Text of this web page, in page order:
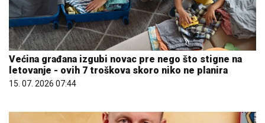
Većina građana izgubi novac pre nego što stigne na
letovanje - ovih 7 troškova skoro niko ne planira
15. 07. 2026 07:44